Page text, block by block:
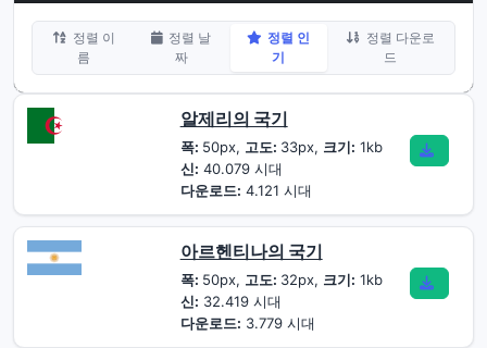
정렬 이
름
정렬 날
짜
정렬 인
기
정렬 다운로
드
알제리의 국기
폭: 50px, 고도: 33px, 크기: 1kb
신: 40.079 시대
다운로드: 4.121 시대
아르헨티나의 국기
폭: 50px, 고도: 32px, 크기: 1kb
신: 32.419 시대
다운로드: 3.779 시대